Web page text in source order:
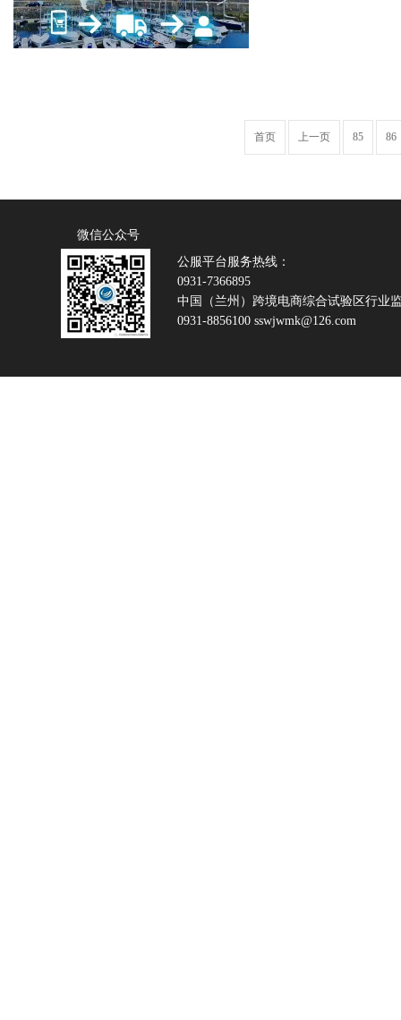
首页 上一页 85 86
微信公众号
公服平台服务热线：
0931-7366895
中国（兰州）跨境电商综合试验区行业
0931-8856100 sswjwmk@126.com